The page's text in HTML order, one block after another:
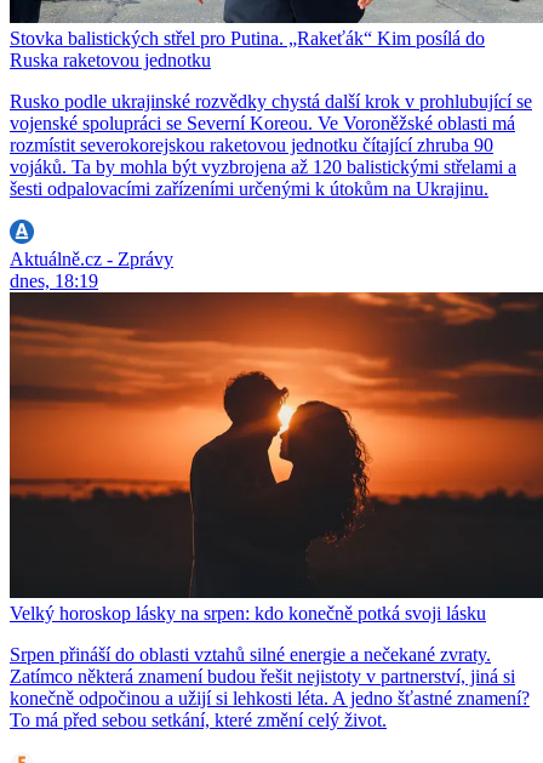
Stovka balistických střel pro Putina. „Rakeťák“ Kim posílá do
Ruska raketovou jednotku
Rusko podle ukrajinské rozvědky chystá další krok v prohlubující se
vojenské spolupráci se Severní Koreou. Ve Voroněžské oblasti má
rozmístit severokorejskou raketovou jednotku čítající zhruba 90
vojáků. Ta by mohla být vyzbrojena až 120 balistickými střelami a
šesti odpalovacími zařízeními určenými k útokům na Ukrajinu.
Aktuálně.cz - Zprávy
dnes, 18:19
Velký horoskop lásky na srpen: kdo konečně potká svoji lásku
Srpen přináší do oblasti vztahů silné energie a nečekané zvraty.
Zatímco některá znamení budou řešit nejistoty v partnerství, jiná si
konečně odpočinou a užijí si lehkosti léta. A jedno šťastné znamení?
To má před sebou setkání, které změní celý život.